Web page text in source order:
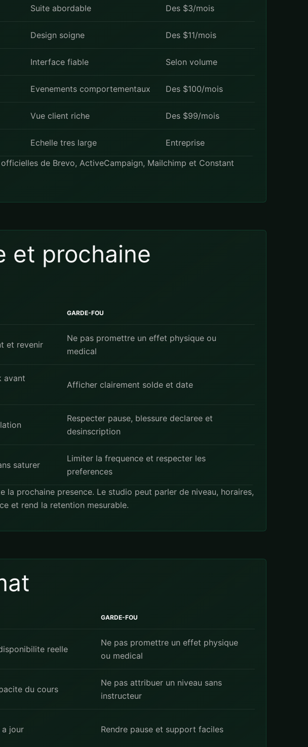
Suite abordable Des $3/mois
Design soigne Des $11/mois
Interface fiable Selon volume
Evenements comportementaux Des $100/mois
Vue client riche Des $99/mois
Echelle tres large
Entreprise
de Brevo, ActiveCampaign, Mailchimp et Constant
et prochaine
GARDE-FOU
et revenir
Ne pas promettre un effet physique ou
medical
avant
Afficher clairement solde et date
Respecter pause, blessure declaree et
desinscription
saturer
Limiter la frequence et respecter les
preferences
prochaine presence. Le studio peut parler de niveau, horaires,
et rend la retention mesurable.
GARDE-FOU
reelle
Ne pas promettre un effet physique
ou medical
du cours
Ne pas attribuer un niveau sans
instructeur
jour Rendre pause et support faciles